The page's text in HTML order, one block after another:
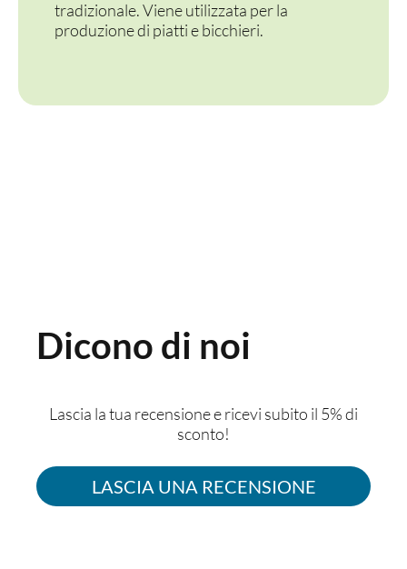
tradizionale. Viene utilizzata per la
produzione di piatti e bicchieri.
Dicono di noi
Lascia la tua recensione e ricevi subito il 5% di
sconto!
LASCIA UNA RECENSIONE